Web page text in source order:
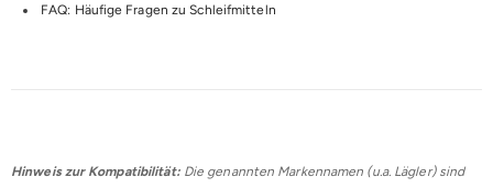
FAQ: Häufige Fragen zu Schleifmitteln
Hinweis zur Kompatibilität:Die genannten Markennamen (u.a. Lägler) sind